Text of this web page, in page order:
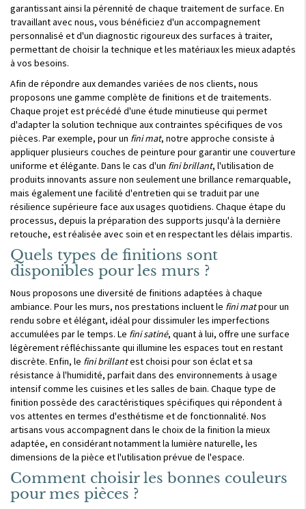
garantissant ainsi la pérennité de chaque traitement de surface. En
travaillant avec nous, vous bénéficiez d'un accompagnement
personnalisé et d'un diagnostic rigoureux des surfaces à traiter,
permettant de choisir la technique et les matériaux les mieux adaptés
à vos besoins.
Afin de répondre aux demandes variées de nos clients, nous
proposons une gamme complète de finitions et de traitements.
Chaque projet est précédé d'une étude minutieuse qui permet
d'adapter la solution technique aux contraintes spécifiques de vos
pièces. Par exemple, pour un fini mat, notre approche consiste à
appliquer plusieurs couches de peinture pour garantir une couverture
uniforme et élégante. Dans le cas d'un fini brillant, l'utilisation de
produits innovants assure non seulement une brillance remarquable,
mais également une facilité d'entretien qui se traduit par une
résilience supérieure face aux usages quotidiens. Chaque étape du
processus, depuis la préparation des supports jusqu'à la dernière
retouche, est réalisée avec soin et en respectant les délais impartis.
Quels types de finitions sont
disponibles pour les murs ?
Nous proposons une diversité de finitions adaptées à chaque
ambiance. Pour les murs, nos prestations incluent le fini matpour un
rendu sobre et élégant, idéal pour dissimuler les imperfections
accumulées par le temps. Le fini satiné, quant à lui, offre une surface
légèrement réfléchissante qui illumine les espaces tout en restant
discrète. Enfin, le fini brillantest choisi pour son éclat et sa
résistance à l'humidité, parfait dans des environnements à usage
intensif comme les cuisines et les salles de bain. Chaque type de
finition possède des caractéristiques spécifiques qui répondent à
vos attentes en termes d'esthétisme et de fonctionnalité. Nos
artisans vous accompagnent dans le choix de la finition la mieux
adaptée, en considérant notamment la lumière naturelle, les
dimensions de la pièce et l'utilisation prévue de l'espace.
Comment choisir les bonnes couleurs
pour mes pièces ?